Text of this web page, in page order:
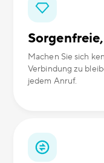
Machen Sie sich
Verbindung zu
jedem Anruf.